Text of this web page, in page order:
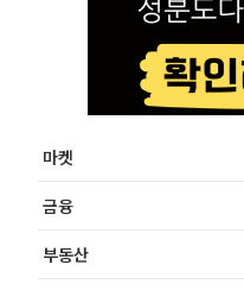
마켓
금융
부동산